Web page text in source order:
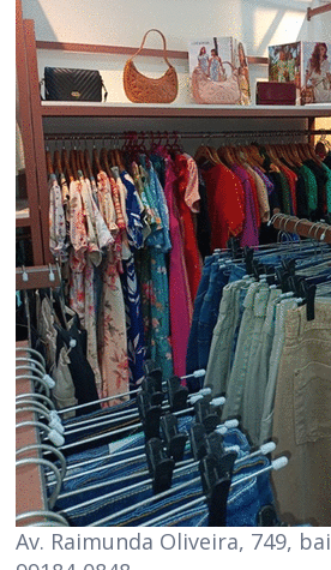
Av. Raimunda Oliveira, 749,